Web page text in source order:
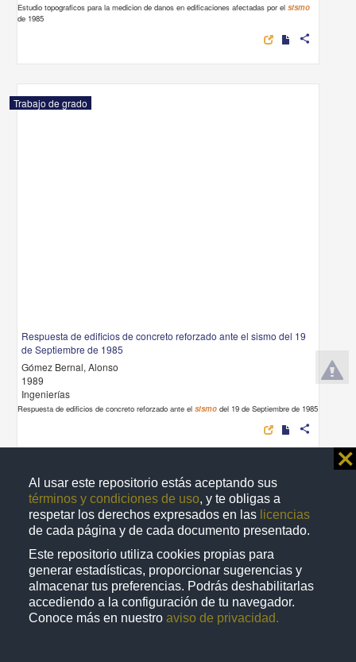
Al usar este repositorio estás aceptando sus
términos y condiciones de uso, y te obligas a
respetar los derechos expresados en las licencias
de cada página y de cada documento presentado.
Este repositorio utiliza cookies propias para
generar estadísticas, proporcionar sugerencias y
almacenar tus preferencias. Podrás deshabilitarlas
accediendo a la configuración de tu navegador.
Conoce más en nuestro aviso de privacidad.
⨯
Estudio topograficos para la medicion de danos en edificaciones afectadas por elsismo
de 1985
share
Trabajo de grado
Respuesta de edificios de concreto reforzado ante el sismo del 19
de Septiembre de 1985
Gómez Bernal, Alonso
1989
Ingenierías
Respuesta de edificios de concreto reforzado ante elsismo del 19 de Septiembre de 1985
share
Video